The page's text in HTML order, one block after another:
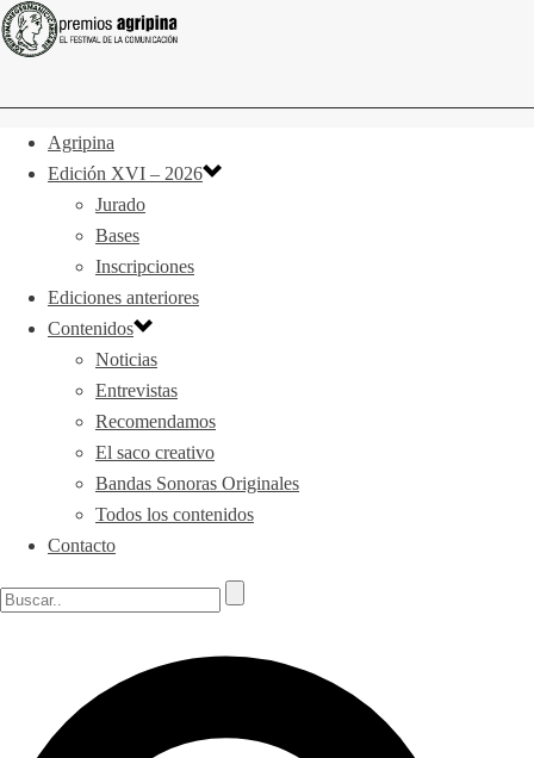
Agripina
Edición XVI – 2026
Jurado
Bases
Inscripciones
Ediciones anteriores
Contenidos
Noticias
Entrevistas
Recomendamos
El saco creativo
Bandas Sonoras Originales
Todos los contenidos
Contacto